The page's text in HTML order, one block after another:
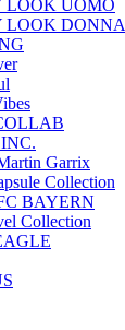
LOOK UOMO
LOOK DONNA
Garrix
Collection
BAYERN
Collection